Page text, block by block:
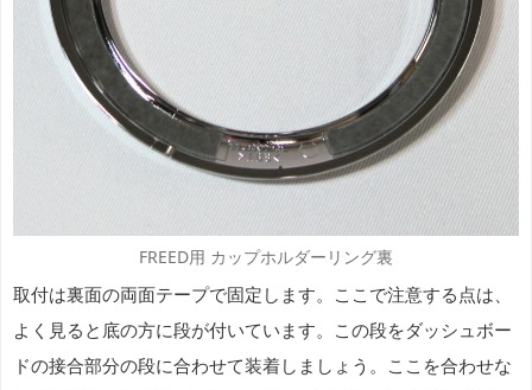
FREED用 カップホルダーリング裏
取付は裏面の両面テープで固定します。ここで注意する点は、
よく見ると底の方に段が付いています。この段をダッシュボー
ドの接合部分の段に合わせて装着しましょう。ここを合わせな